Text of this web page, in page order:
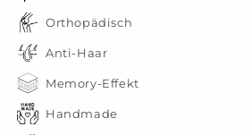
Orthopädisch
Anti-Haar
Memory-Effekt
Handmade